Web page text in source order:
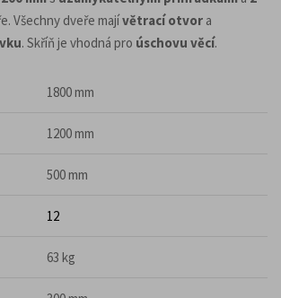
Všechny dveře majívětrací otvor a
. Skříň je vhodná pro úschovu věcí.
1800 mm
1200 mm
500 mm
12
63 kg